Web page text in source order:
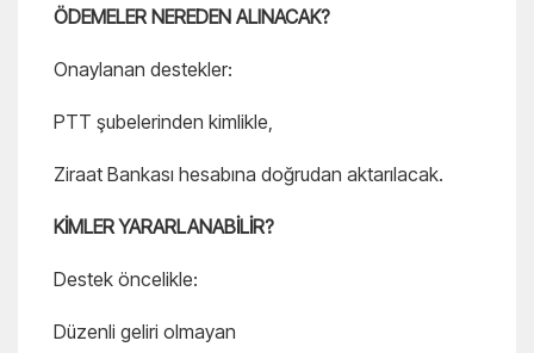
ÖDEMELER NEREDEN ALINACAK?
Onaylanan destekler:
PTT şubelerinden kimlikle,
Ziraat Bankası hesabına doğrudan aktarılacak.
KİMLER YARARLANABİLİR?
Destek öncelikle:
Düzenli geliri olmayan